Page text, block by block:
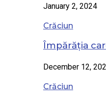
January 2, 2024
Crăciun
Împărăția
December 12,
Crăciun